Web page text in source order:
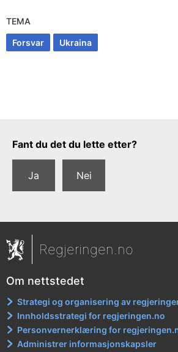
TEMA
Forsvar Ukraina
Tilbakemeldingsskjema
Fant du det du lette etter?
Ja Nei
Regjeringen.no
Om nettstedet
Strategi og organisering av
Innholdsstrategi for regjeringen.no
Personvernerklæring for
Administrer informasjonskapsler